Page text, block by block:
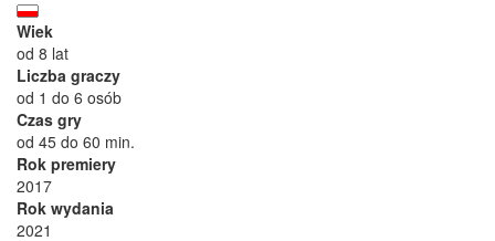
Wiek
od 8 lat
Liczba graczy
od 1 do 6 osób
Czas gry
od 45 do 60 min.
Rok premiery
2017
Rok wydania
2021